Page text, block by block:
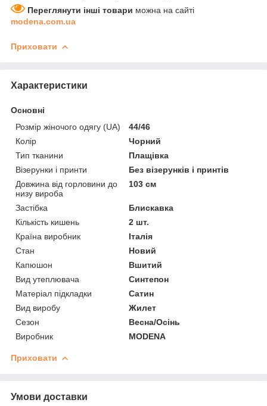
Переглянути інші товари можна на сайті
modena.com.ua
Приховати
Характеристики
Основні
Розмір жіночого одягу (UA)
44/46
Колір
Чорний
Тип тканини
Плащівка
Візерунки і принти
Без візерунків і принтів
Довжина від горловини до
низу вироба
103 см
Застібка
Блискавка
Кількість кишень
2 шт.
Країна виробник
Італія
Стан
Новий
Капюшон
Вшитий
Вид утеплювача
Синтепон
Матеріал підкладки
Сатин
Вид виробу
Жилет
Сезон
Весна/Осінь
Виробник
MODENA
Приховати
Умови доставки